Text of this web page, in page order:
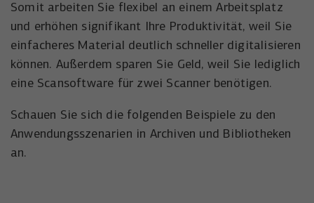
Somit arbeiten Sie flexibel an einem Arbeitsplatz
und erhöhen signifikant Ihre Produktivität, weil Sie
einfacheres Material deutlich schneller digitalisieren
können. Außerdem sparen Sie Geld, weil Sie lediglich
eine Scansoftware für zwei Scanner benötigen.
Schauen Sie sich die folgenden Beispiele zu den
Anwendungsszenarien in Archiven und Bibliotheken
an.
Name _uetsid
Anbieter Microsoft Corporation
Zweck
um Nutzer über Webseiten hinweg zu
verfolgen.
Anbieter YouTube
6 Monate
Wird verwendet, um YouTube-Inhalte zu
entsperren.